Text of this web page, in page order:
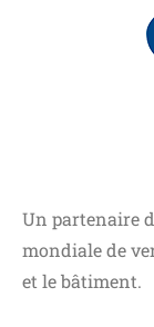
Un partenaire
mondiale de
et le bâtiment.